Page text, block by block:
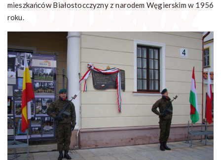
mieszkańców Białostocczyzny z narodem Węgierskim w 1956
roku.